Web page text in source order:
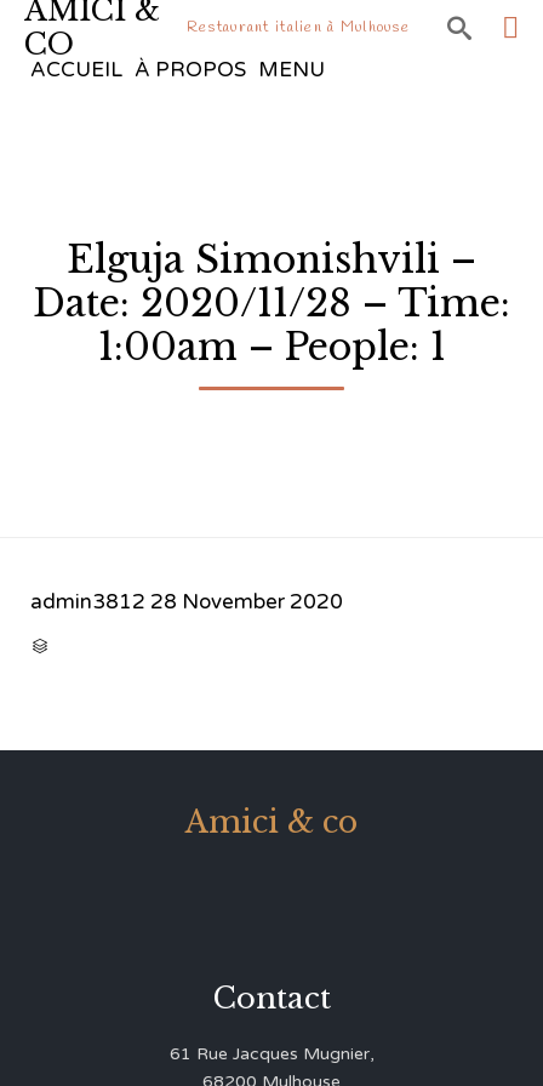
AMICI &
CO
Restaurant italien à Mulhouse 
ACCUEIL À PROPOS MENU
Elguja Simonishvili –
Date: 2020/11/28 – Time:
1:00am – People: 1
admin3812 28 November 2020

Amici & co
Contact
61 Rue Jacques Mugnier,